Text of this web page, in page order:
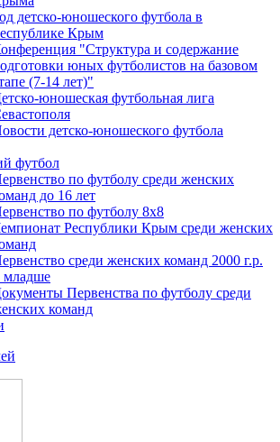
детско-юношеского футбола в
Крым
"Структура и содержание
юных футболистов на базовом
(7-14 лет)"
юношеская футбольная лига
детско-юношеского футбола
футбол
по футболу среди женских
до 16 лет
по футболу 8х8
Республики Крым среди женских
среди женских команд 2000 г.р.
младше
Первенства по футболу среди
команд